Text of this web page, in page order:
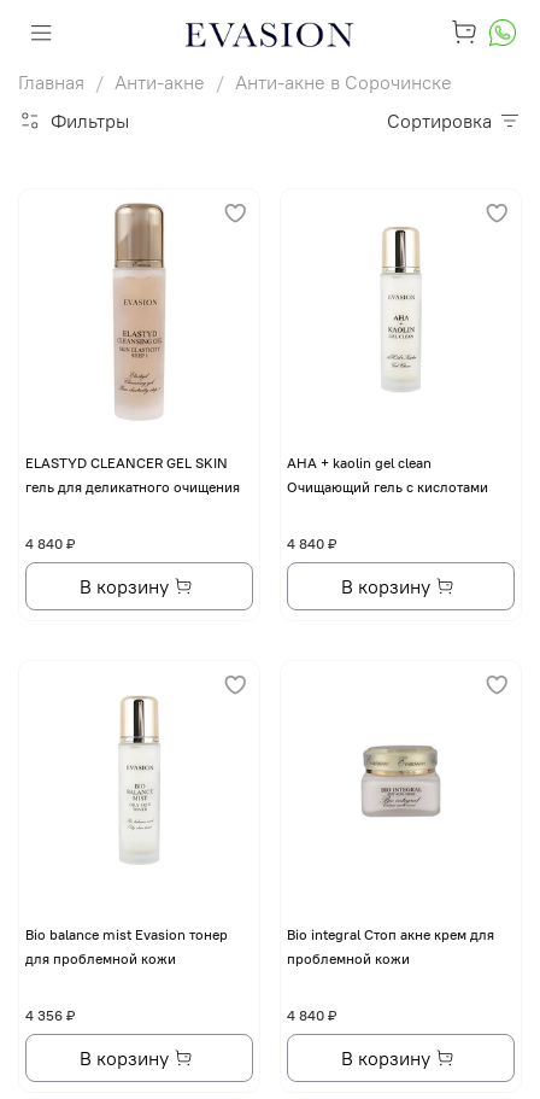
Главная Анти-акне
Анти-акне в Сорочинске
Фильтры
Сортировка
ELASTYD CLEANCER GEL SKIN
гель для деликатного очищения
4 840 ₽
В корзину
AHA + kaolin gel clean
Очищающий гель с кислотами
4 840 ₽
В корзину
Bio balance mist Evasion тонер
для проблемной кожи
4 356 ₽
В корзину
Bio integral Стоп акне крем для
проблемной кожи
4 840 ₽
В корзину